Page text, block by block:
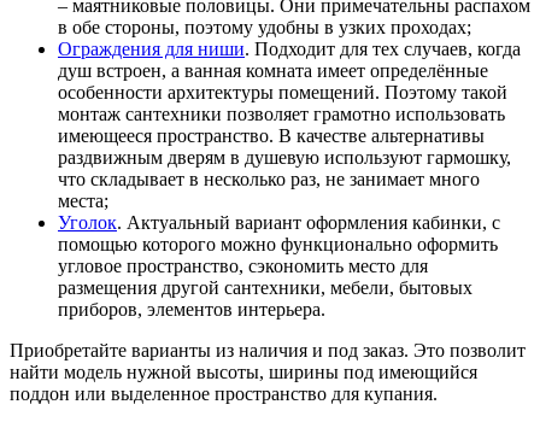
– маятниковые половицы. Они примечательны распахом
в обе стороны, поэтому удобны в узких проходах;
Ограждения для ниши. Подходит для тех случаев, когда
душ встроен, а ванная комната имеет определённые
особенности архитектуры помещений. Поэтому такой
монтаж сантехники позволяет грамотно использовать
имеющееся пространство. В качестве альтернативы
раздвижным дверям в душевую используют гармошку,
что складывает в несколько раз, не занимает много
места;
Уголок. Актуальный вариант оформления кабинки, с
помощью которого можно функционально оформить
угловое пространство, сэкономить место для
размещения другой сантехники, мебели, бытовых
приборов, элементов интерьера.
Приобретайте варианты из наличия и под заказ. Это позволит
найти модель нужной высоты, ширины под имеющийся
поддон или выделенное пространство для купания.